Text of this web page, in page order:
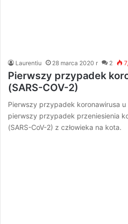
Laurentiu 28 marca 2020 r 2
Pierwszy przypadek
(SARS-COV-2)
Pierwszy przypadek koronawirusa
pierwszy przypadek przeniesienia
(SARS-CoV-2) z człowieka na kota.